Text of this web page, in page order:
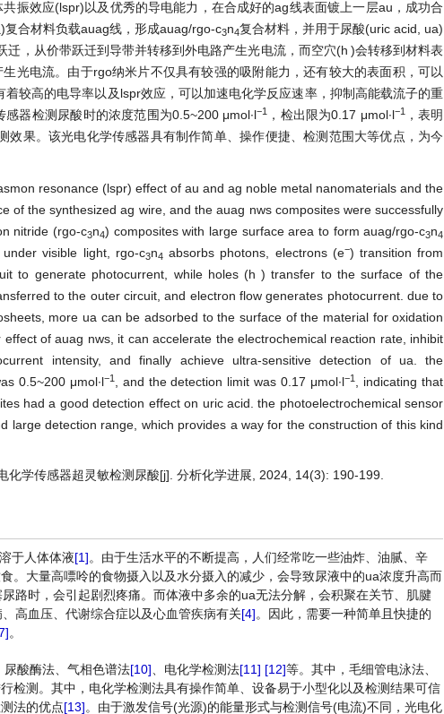
振效应(lspr)以及优秀的导电能力，在合成好的ag线表面镀上一层au，成功合
)复合材料负载auag线，形成auag/rgo-c3n4复合材料，并用于尿酸(uric acid, ua)
迁，从价带跃迁到导带并转移到外电路产生光电流，而空穴(h )会转移到材料表
光电流。由于rgo纳米片不仅具有较强的吸附能力，还有较大的表面积，可以
较高的电导率以及lspr效应，可以加速电化学反应速率，抑制高能载流子的重
器检测尿酸时的浓度范围为0.5~200 μmol∙l−1 ，检出限为0.17 μmol∙l−1，表明
效果。该光电化学传感器具有制作简单、操作便捷、检测范围大等优点，为今
resonance (lspr) effect of au and ag noble metal nanomaterials and the
of the synthesized ag wire, and the auag nws composites were successfully
nitride (rgo-c3n4) composites with large surface area to form auag/rgo-c3n4
visible light, rgo-c3n4 absorbs photons, electrons (e−) transition from
to generate photocurrent, while holes (h ) transfer to the surface of the
to the outer circuit, and electron flow generates photocurrent. due to
more ua can be adsorbed to the surface of the material for oxidation
of auag nws, it can accelerate the electrochemical reaction rate, inhibit
intensity, and finally achieve ultra-sensitive detection of ua. the
0.5~200 μmol∙l−1, and the detection limit was 0.17 μmol∙l−1
, indicating that
had a good detection effect on uric acid. the photoelectrochemical sensor
large detection range, which provides a way for the construction of this kind
化学传感器超灵敏检测尿酸[j]. 分析化学进展, 2024, 14(3): 190-199.
于人体体液[1]。由于生活水平的不断提高，人们经常吃一些油炸、油腻、辛
。大量高嘌呤的食物摄入以及水分摄入的减少，会导致尿液中的ua浓度升高而
路时，会引起剧烈疼痛。而体液中多余的ua无法分解，会积聚在关节、肌腱
高血压、代谢综合症以及心血管疾病有关[4]。因此，需要一种简单且快捷的
。
、尿酸酶法、气相色谱法[10] 、电化学检测法[11] [12]等。其中，毛细管电泳法、
检测。其中，电化学检测法具有操作简单、设备易于小型化以及检测结果可信
法的优点[13]。由于激发信号(光源)的能量形式与检测信号(电流)不同，光电化